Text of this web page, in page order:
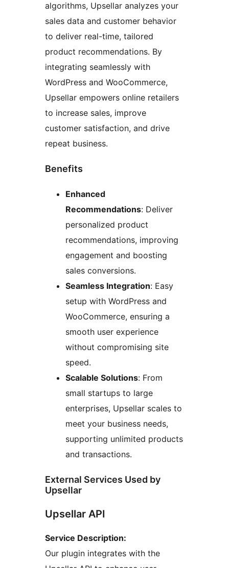
algorithms, Upsellar analyzes your
sales data and customer behavior
to deliver real-time, tailored
product recommendations. By
integrating seamlessly with
WordPress and WooCommerce,
Upsellar empowers online retailers
to increase sales, improve
customer satisfaction, and drive
repeat business.
Benefits
Enhanced
Recommendations: Deliver
personalized product
recommendations, improving
engagement and boosting
sales conversions.
Seamless Integration: Easy
setup with WordPress and
WooCommerce, ensuring a
smooth user experience
without compromising site
speed.
Scalable Solutions: From
small startups to large
enterprises, Upsellar scales to
meet your business needs,
supporting unlimited products
and transactions.
External Services Used by
Upsellar
Upsellar API
Service Description:
Our plugin integrates with the